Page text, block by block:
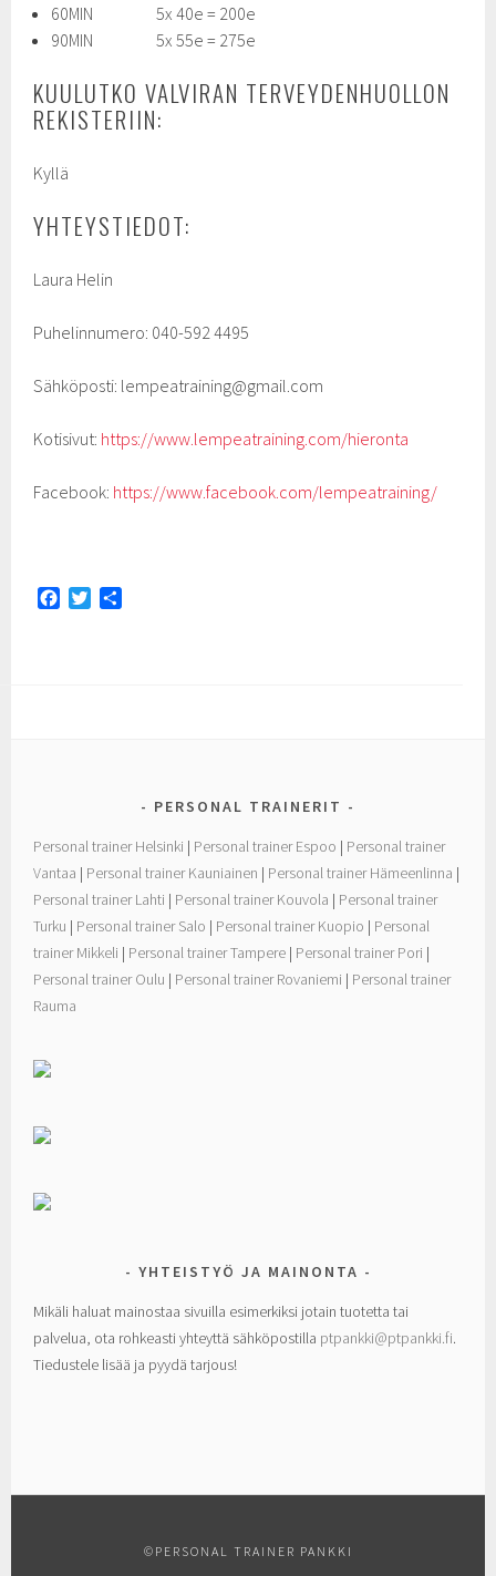
60MIN 5x 40e = 200e
90MIN 5x 55e = 275e
KUULUTKO VALVIRAN TERVEYDENHUOLLON
REKISTERIIN:
Kyllä
YHTEYSTIEDOT:
Laura Helin
Puhelinnumero: 040-592 4495
Sähköposti: lempeatraining@gmail.com
Kotisivut: https://www.lempeatraining.com/hieronta
Facebook: https://www.facebook.com/lempeatraining/
PERSONAL TRAINERIT
Personal trainer Helsinki | Personal trainer Espoo | Personal trainer
Vantaa | Personal trainer Kauniainen | Personal trainer Hämeenlinna |
Personal trainer Lahti | Personal trainer Kouvola | Personal trainer
Turku | Personal trainer Salo | Personal trainer Kuopio | Personal
trainer Mikkeli | Personal trainer Tampere | Personal trainer Pori |
Personal trainer Oulu | Personal trainer Rovaniemi | Personal trainer
Rauma
YHTEISTYÖ JA MAINONTA
Mikäli haluat mainostaa sivuilla esimerkiksi jotain tuotetta tai
palvelua, ota rohkeasti yhteyttä sähköpostilla ptpankki@ptpankki.fi.
Tiedustele lisää ja pyydä tarjous!